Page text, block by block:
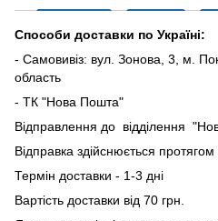
Способи доставки по Україні:
- Самовивіз: вул. Зонова, 3, м.
область
- ТК "Нова Пошта"
Відправлення до відділення
Відправка здійснюється
Термін доставки - 1-3 дні
Вартість доставки від 70 грн.